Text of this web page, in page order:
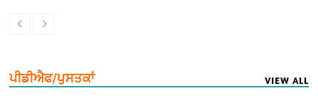
ਪੀਡੀਐਫ/ਪੁਸਤਕਾਂ VIEW ALL